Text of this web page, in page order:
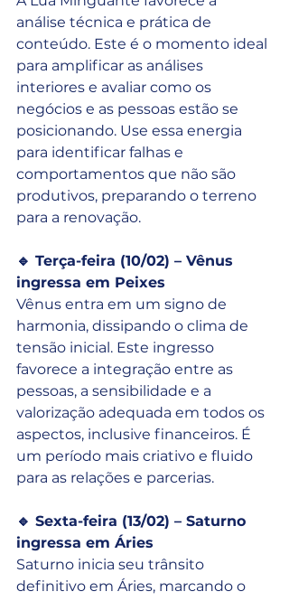
análise técnica e prática de
conteúdo. Este é o momento ideal
para amplificar as análises
interiores e avaliar como os
negócios e as pessoas estão se
posicionando. Use essa energia
para identificar falhas e
comportamentos que não são
produtivos, preparando o terreno
para a renovação.
🔹 Terça-feira (10/02) – Vênus
ingressa em Peixes
Vênus entra em um signo de
harmonia, dissipando o clima de
tensão inicial. Este ingresso
favorece a integração entre as
pessoas, a sensibilidade e a
valorização adequada em todos os
aspectos, inclusive financeiros. É
um período mais criativo e fluido
para as relações e parcerias.
🔹 Sexta-feira (13/02) – Saturno
ingressa em Áries
Saturno inicia seu trânsito
definitivo em Áries, marcando o